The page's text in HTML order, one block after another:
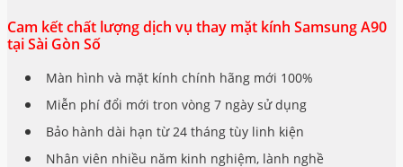
Cam kết chất lượng dịch vụ thay mặt kính Samsung A90
tại Sài Gòn Số
Màn hình và mặt kính chính hãng mới 100%
Miễn phí đổi mới tron vòng 7 ngày sử dụng
Bảo hành dài hạn từ 24 tháng tùy linh kiện
Nhân viên nhiều năm kinh nghiệm, lành nghề